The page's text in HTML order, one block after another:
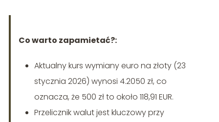
Co warto zapamietać?:
Aktualny kurs wymiany euro na złoty (23
stycznia 2026) wynosi 4.2050 zł, co
oznacza, że 500 zł to około 118,91 EUR.
Przelicznik walut jest kluczowy przy